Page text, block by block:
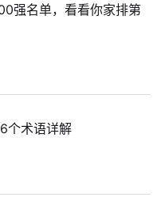
强名单，看看你家排第
个术语详解